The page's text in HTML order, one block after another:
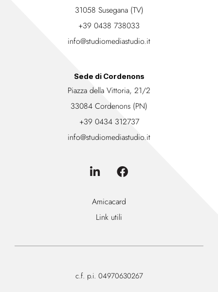
31058 Susegana (TV)
+39 0438 738033
info@studiomediastudio.it
Sede di Cordenons
Piazza della Vittoria, 21/2
33084 Cordenons (PN)
+39 0434 312737
info@studiomediastudio.it
Amicacard
Link utili
c.f. p.i. 04970630267